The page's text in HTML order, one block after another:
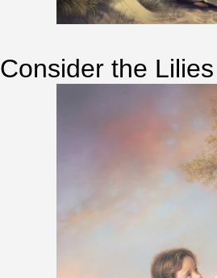
Consider the